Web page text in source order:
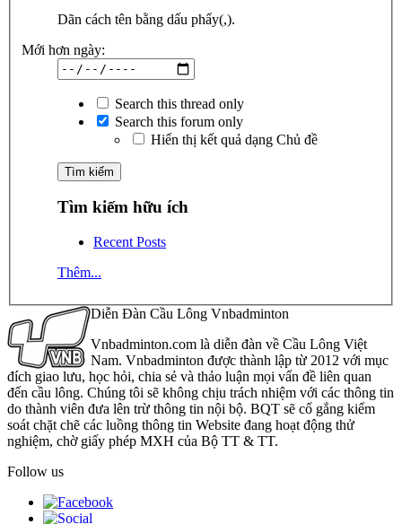
Dãn cách tên bằng dấu phẩy(,).
Mới hơn ngày:
Search this thread only
Search this forum only
Hiển thị kết quả dạng Chủ đề
Tìm kiếm hữu ích
Recent Posts
Thêm...
Diễn Đàn Cầu Lông Vnbadminton
Vnbadminton.com là diễn đàn về Cầu Lông Việt
Nam. Vnbadminton được thành lập từ 2012 với mục
đích giao lưu, học hỏi, chia sẻ và thảo luận mọi vấn đề liên quan
đến cầu lông. Chúng tôi sẽ không chịu trách nhiệm với các thông tin
do thành viên đưa lên trừ thông tin nội bộ. BQT sẽ cố gắng kiểm
soát chặt chẽ các luồng thông tin Website đang hoạt động thử
nghiệm, chờ giấy phép MXH của Bộ TT & TT.
Follow us